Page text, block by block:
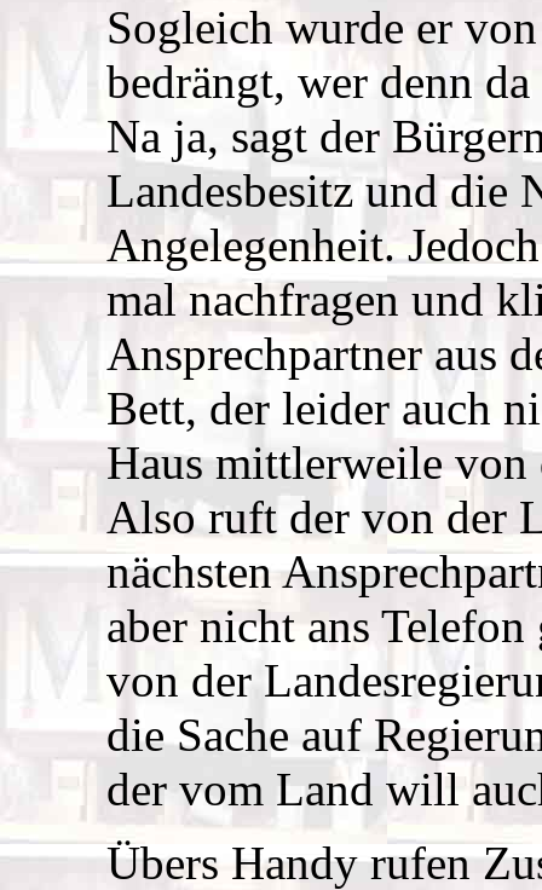
Sogleich wurde er
bedrängt, wer denn
Na ja, sagt der
Landesbesitz und die
Angelegenheit.
mal nachfragen und
Ansprechpartner aus
Bett, der leider auch
Haus mittlerweile von
Also ruft der von der
nächsten
aber nicht ans
von der
die Sache auf
der vom Land will
Übers Handy rufen